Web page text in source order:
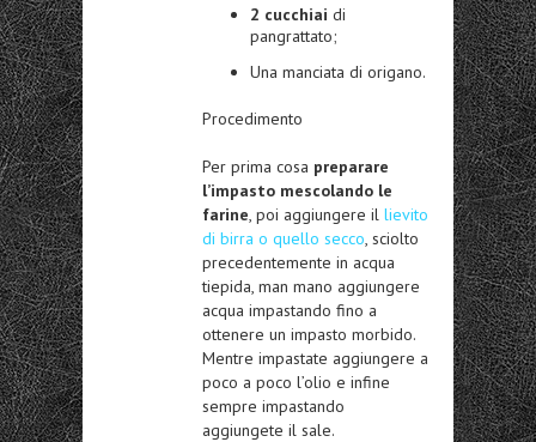
2 cucchiai di
pangrattato;
Una manciata di origano.
Procedimento
Per prima cosa preparare
l’impasto mescolando le
farine, poi aggiungere il lievito
di birra o quello secco, sciolto
precedentemente in acqua
tiepida, man mano aggiungere
acqua impastando fino a
ottenere un impasto morbido.
Mentre impastate aggiungere a
poco a poco l’olio e infine
sempre impastando
aggiungete il sale.